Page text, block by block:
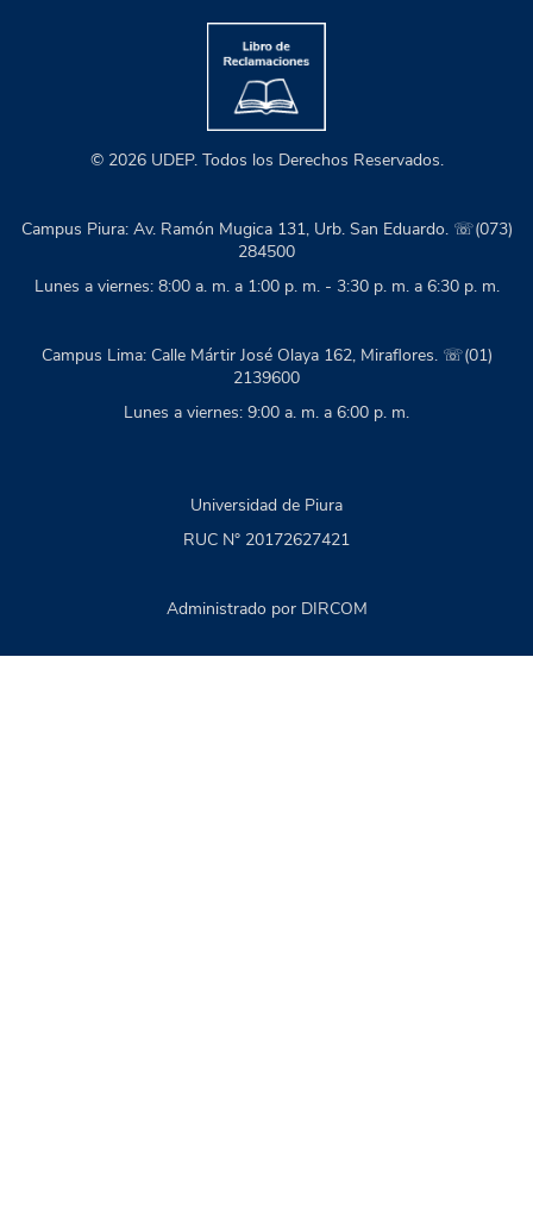
© 2026 UDEP. Todos los Derechos Reservados.
Campus Piura: Av. Ramón Mugica 131, Urb. San Eduardo. ☏(073)
284500
Lunes a viernes: 8:00 a. m. a 1:00 p. m. - 3:30 p. m. a 6:30 p. m.
Campus Lima: Calle Mártir José Olaya 162, Miraflores. ☏(01)
2139600
Lunes a viernes: 9:00 a. m. a 6:00 p. m.
Universidad de Piura
RUC N° 20172627421
Administrado por DIRCOM